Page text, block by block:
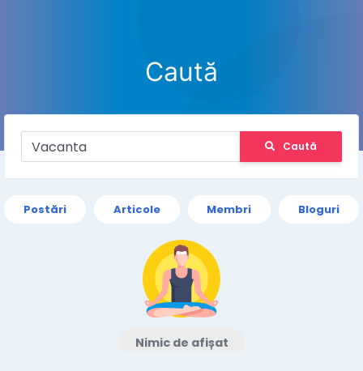
Caută
Caută
Postări Articole Membri Bloguri
Nimic de afișat